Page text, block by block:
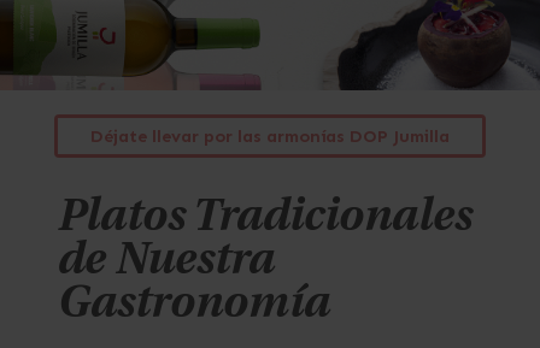
Déjate llevar por las armonías DOP Jumilla
Platos Tradicionales
de Nuestra
Gastronomía